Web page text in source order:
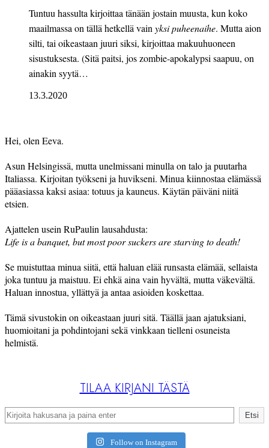
Tuntuu hassulta kirjoittaa tänään jostain muusta, kun koko
maailmassa on tällä hetkellä vain yksi puheenaihe. Mutta aion
silti, tai oikeastaan juuri siksi, kirjoittaa makuuhuoneen
sisustuksesta. (Sitä paitsi, jos zombie-apokalypsi saapuu, on
ainakin syytä…
13.3.2020
Hei, olen Eeva.
Asun Helsingissä, mutta unelmissani minulla on talo ja puutarha
Italiassa. Kirjoitan työkseni ja huvikseni. Minua kiinnostaa elämässä
pääasiassa kaksi asiaa: totuus ja kauneus. Käytän päiväni niitä
etsien.
Ajattelen usein RuPaulin lausahdusta:
Life is a banquet, but most poor suckers are starving to death!
Se muistuttaa minua siitä, että haluan elää runsasta elämää, sellaista
joka tuntuu ja maistuu. Ei ehkä aina vain hyvältä, mutta väkevältä.
Haluan innostua, yllättyä ja antaa asioiden koskettaa.
Tämä sivustokin on oikeastaan juuri sitä. Täällä jaan ajatuksiani,
huomioitani ja pohdintojani sekä vinkkaan tielleni osuneista
helmistä.
TILAA KIRJANI TÄSTÄ
Search Etsi
Follow on Instagram